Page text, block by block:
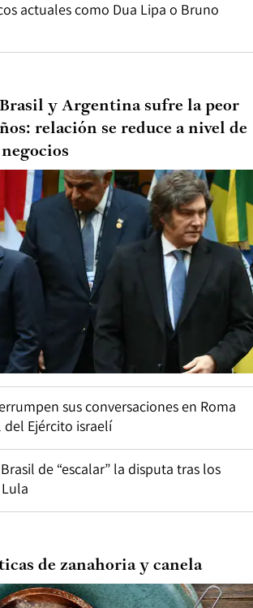
actuales como Dua Lipa o Bruno
y Argentina sufre la peor
relación se reduce a nivel de
sus conversaciones en Roma
Ejército israelí
de “escalar” la disputa tras los
de zanahoria y canela